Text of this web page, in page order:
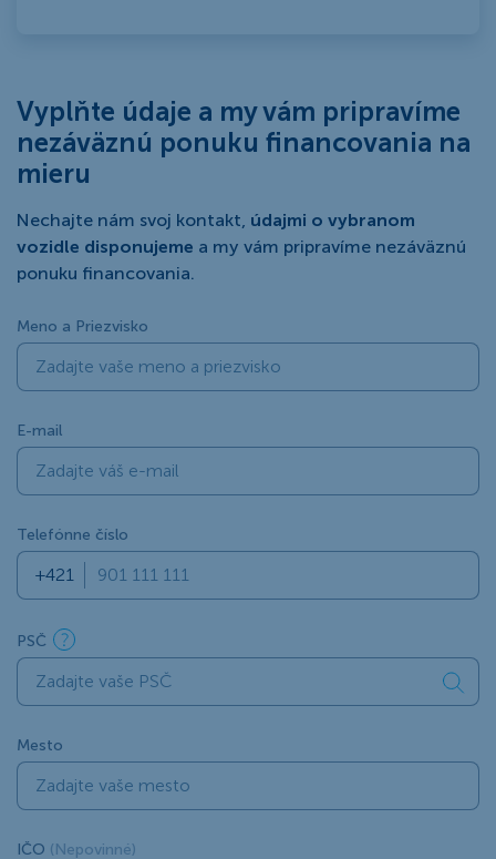
Vyplňte údaje a my vám pripravíme
nezáväznú ponuku financovania na
mieru
Nechajte nám svoj kontakt, údajmi o vybranom
vozidle disponujeme a my vám pripravíme nezáväznú
ponuku financovania.
Meno a Priezvisko
E-mail
Telefónne číslo
PSČ
Mesto
IČO (Nepovinné)